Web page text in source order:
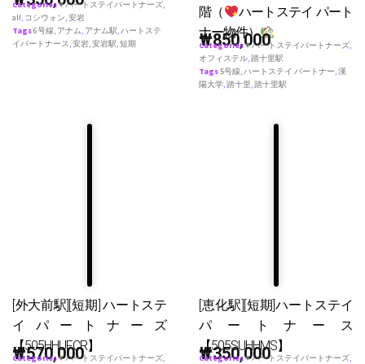
Categories♥ ハートステイパートナーズ
all コシウォン 安岩
Tags6号線 アナム アナム駅 ハートステ
イパートナース 安岩 安岩駅 短期
階（
ハートステイ パート
ナー物件）
₩850,000
Categories♥ ハートステイパートナーズ
オフィステル 踏十里駅
Tags 5号線 ハートステイ パートナー 漢
陽大学 踏十里 踏十里駅
[外大前駅][短期] ハートステ
イパートナーズ
【505HHUFCR】
₩570,000
Categories♥ ハートステイパートナーズ,
[恵化駅][短期]ハートステイ
パートナース
【505SUHHMS】
₩350,000
Categories♥ ハートステイパートナーズ,